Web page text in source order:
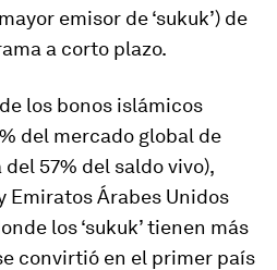
emisor de ‘sukuk’) de
a corto plazo.
los bonos islámicos
del mercado global de
57% del saldo vivo),
Emiratos Árabes Unidos
los ‘sukuk’ tienen más
convirtió en el primer país